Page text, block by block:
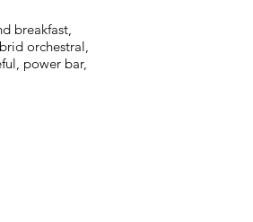
breakfast,
orchestral,
power bar,